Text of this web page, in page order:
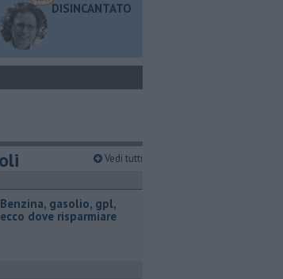
DISINCANTATO
Vedi tutti
​Benzina, gasolio, gpl,
ecco dove risparmiare